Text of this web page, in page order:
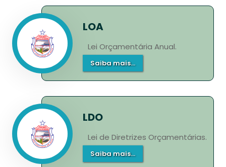
LOA
Lei Orçamentária Anual.
Saiba mais...
LDO
Lei de Diretrizes Orçamentárias.
Saiba mais...